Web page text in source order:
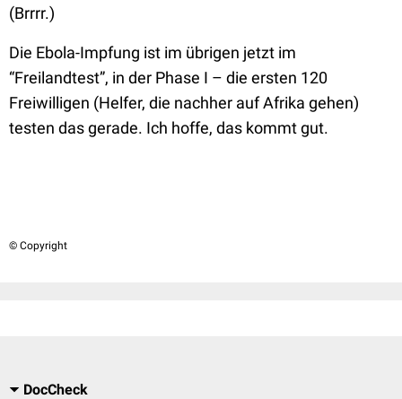
(Brrrr.)
Die Ebola-Impfung ist im übrigen jetzt im
“Freilandtest”, in der Phase I – die ersten 120
Freiwilligen (Helfer, die nachher auf Afrika gehen)
testen das gerade. Ich hoffe, das kommt gut.
© Copyright
DocCheck